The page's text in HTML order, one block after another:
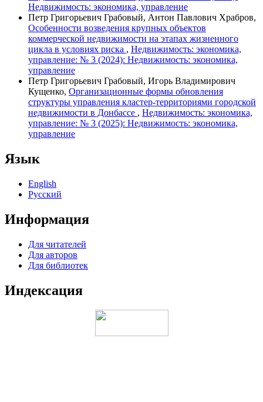
Недвижимость: экономика, управление
Петр Григорьевич Грабовый, Антон Павлович Храбров,
Особенности возведения крупных объектов
коммерческой недвижимости на этапах жизненного
цикла в условиях риска , Недвижимость: экономика,
управление: № 3 (2024): Недвижимость: экономика,
управление
Петр Григорьевич Грабовый, Игорь Владимирович
Кущенко, Организационные формы обновления
структуры управления кластер-территориями городской
недвижимости в Донбассе , Недвижимость: экономика,
управление: № 3 (2025): Недвижимость: экономика,
управление
Язык
English
Русский
Информация
Для читателей
Для авторов
Для библиотек
Индексация